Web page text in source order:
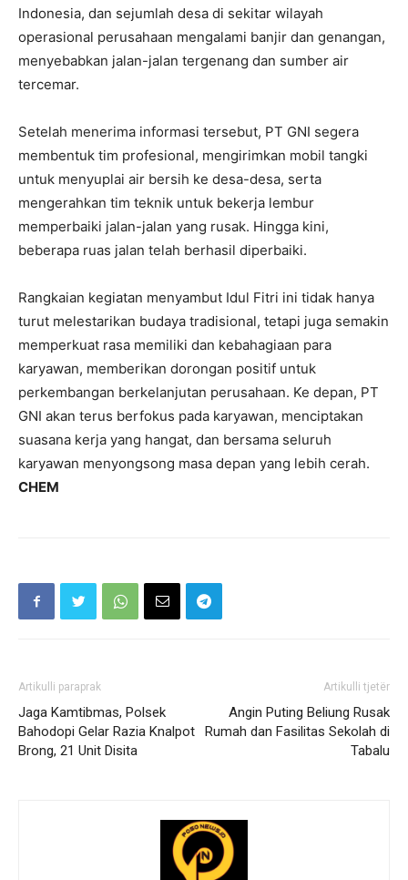
Indonesia, dan sejumlah desa di sekitar wilayah
operasional perusahaan mengalami banjir dan genangan,
menyebabkan jalan-jalan tergenang dan sumber air
tercemar.
Setelah menerima informasi tersebut, PT GNI segera
membentuk tim profesional, mengirimkan mobil tangki
untuk menyuplai air bersih ke desa-desa, serta
mengerahkan tim teknik untuk bekerja lembur
memperbaiki jalan-jalan yang rusak. Hingga kini,
beberapa ruas jalan telah berhasil diperbaiki.
Rangkaian kegiatan menyambut Idul Fitri ini tidak hanya
turut melestarikan budaya tradisional, tetapi juga semakin
memperkuat rasa memiliki dan kebahagiaan para
karyawan, memberikan dorongan positif untuk
perkembangan berkelanjutan perusahaan. Ke depan, PT
GNI akan terus berfokus pada karyawan, menciptakan
suasana kerja yang hangat, dan bersama seluruh
karyawan menyongsong masa depan yang lebih cerah.
CHEM
Artikulli paraprak
Jaga Kamtibmas, Polsek
Bahodopi Gelar Razia Knalpot
Brong, 21 Unit Disita
Artikulli tjetër
Angin Puting Beliung Rusak
Rumah dan Fasilitas Sekolah di
Tabalu